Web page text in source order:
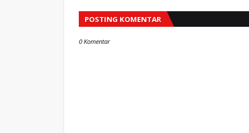
POSTING KOMENTAR
0 Komentar